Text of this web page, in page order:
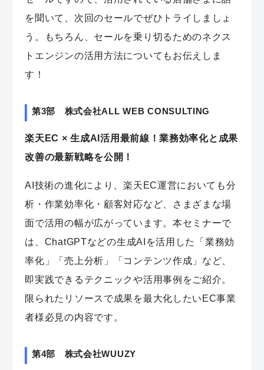
を聞いて、次回のセールでぜひトライしましょ
う。もちろん、セールを乗り切るためのネクス
トエンジンの活用方法についてもお伝えしま
す！
第3部 株式会社ALL WEB CONSULTING
楽天EC × 生成AI活用最前線！業務効率化と成果
改善の最新戦略を公開！
AI技術の進化により、楽天EC運営においても分
析・作業効率化・顧客対応など、さまざまな場
面で活用の幅が広がっています。本セミナーで
は、ChatGPTなどの生成AIを活用した「業務効
率化」「売上分析」「コンテンツ作成」など、
即実践できるテクニックや活用事例をご紹介。
限られたリソースで成果を最大化したいEC事業
者様必見の内容です。
第4部 株式会社WUUZY